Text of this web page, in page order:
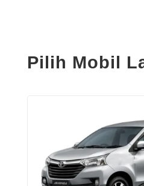
Pilih Mobil